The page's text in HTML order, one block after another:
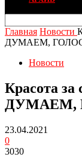
Главная Новости
ДУМАЕМ,
Новости
Красота за
ДУМАЕМ,
23.04.2021
0
3030